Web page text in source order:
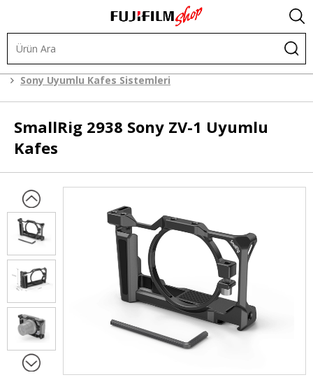
Sony Uyumlu Kafes Sistemleri
SmallRig 2938 Sony ZV-1 Uyumlu
Kafes